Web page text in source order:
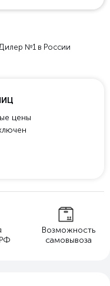
Дилер №1 в России
цены
Возможность
самовывоза